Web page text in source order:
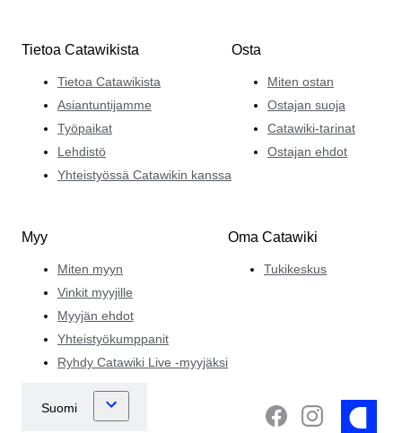
Tietoa Catawikista
Tietoa Catawikista
Asiantuntijamme
Työpaikat
Lehdistö
Yhteistyössä Catawikin kanssa
Osta
Miten ostan
Ostajan suoja
Catawiki-tarinat
Ostajan ehdot
Myy
Miten myyn
Vinkit myyjille
Myyjän ehdot
Yhteistyökumppanit
Ryhdy Catawiki Live -myyjäksi
Oma Catawiki
Tukikeskus